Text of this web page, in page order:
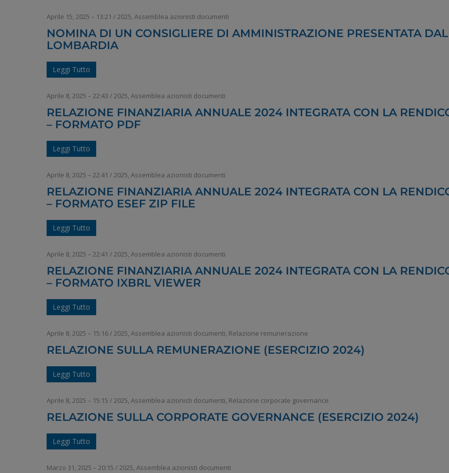
Aprile 15, 2025 – 13:21 /2025, Assemblea azionisti documenti
NOMINA DI UN CONSIGLIERE DI AMMINISTRAZIONE PRESENTATA
LOMBARDIA
Leggi Tutto
Aprile 8, 2025 – 22:43 /2025, Assemblea azionisti documenti
RELAZIONE FINANZIARIA ANNUALE 2024 INTEGRATA CON LA
– FORMATO PDF
Leggi Tutto
Aprile 8, 2025 – 22:41 /2025, Assemblea azionisti documenti
RELAZIONE FINANZIARIA ANNUALE 2024 INTEGRATA CON LA
– FORMATO ESEF ZIP FILE
Leggi Tutto
Aprile 8, 2025 – 22:41 /2025, Assemblea azionisti documenti
RELAZIONE FINANZIARIA ANNUALE 2024 INTEGRATA CON LA
– FORMATO IXBRL VIEWER
Leggi Tutto
Aprile 8, 2025 – 15:16/2025, Assemblea azionisti documenti, Relazione remunerazione
RELAZIONE SULLA REMUNERAZIONE (ESERCIZIO 2024)
Leggi Tutto
Aprile 8, 2025 – 15:15 /2025, Assemblea azionisti documenti, Relazione corporate governance
RELAZIONE SULLA CORPORATE GOVERNANCE (ESERCIZIO 2024)
Leggi Tutto
Marzo 31, 2025 – 20:15 /2025, Assemblea azionisti documenti